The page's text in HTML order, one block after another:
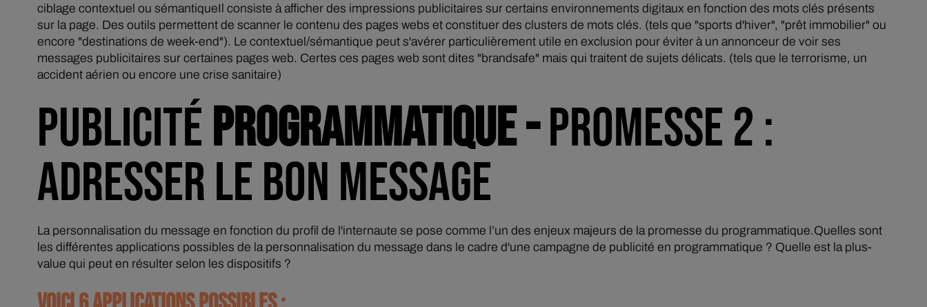
ciblage contextuel ou sémantiqueIl consiste à afficher des impressions publicitaires sur certains environnements digitaux en fonction des mots clés présents
sur la page. Des outils permettent de scanner le contenu des pages webs et constituer des clusters de mots clés. (tels que "sports d'hiver", "prêt immobilier" ou
encore "destinations de week-end"). Le contextuel/sémantique peut s'avérer particulièrement utile en exclusion pour éviter à un annonceur de voir ses
messages publicitaires sur certaines pages web. Certes ces pages web sont dites "brandsafe" mais qui traitent de sujets délicats. (tels que le terrorisme, un
accident aérien ou encore une crise sanitaire)
PUBLICITÉPROGRAMMATIQUE -PROMESSE 2 :
ADRESSER LE BON MESSAGE
La personnalisation du message en fonction du profil de l'internaute se pose comme l’un des enjeux majeurs de la promesse du programmatique.Quelles sont
les différentes applications possibles de la personnalisation du message dans le cadre d'une campagne de publicité en programmatique ? Quelle est la plus-
value qui peut en résulter selon les dispositifs ?